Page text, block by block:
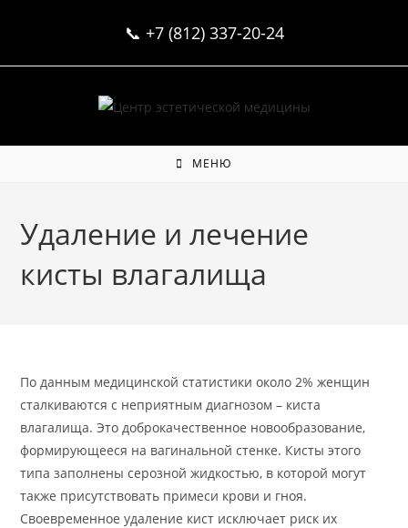
📞 +7 (812) 337-20-24
МЕНЮ
Удаление и лечение
кисты влагалища
По данным медицинской статистики около 2% женщин
сталкиваются с неприятным диагнозом – киста
влагалища. Это доброкачественное новообразование,
формирующееся на вагинальной стенке. Кисты этого
типа заполнены серозной жидкостью, в которой могут
также присутствовать примеси крови и гноя.
Своевременное удаление кист исключает риск их